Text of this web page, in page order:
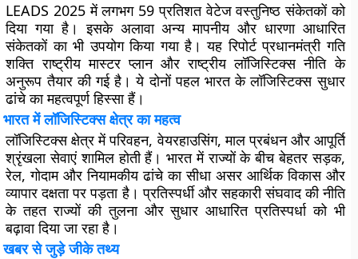
LEADS 2025 में लगभग 59 प्रतिशत वेटेज वस्तुनिष्ठ संकेतकों को
दिया गया है। इसके अलावा अन्य मापनीय और धारणा आधारित
संकेतकों का भी उपयोग किया गया है। यह रिपोर्ट प्रधानमंत्री गति
शक्ति राष्ट्रीय मास्टर प्लान और राष्ट्रीय लॉजिस्टिक्स नीति के
अनुरूप तैयार की गई है। ये दोनों पहल भारत के लॉजिस्टिक्स सुधार
ढांचे का महत्वपूर्ण हिस्सा हैं।
भारत में लॉजिस्टिक्स क्षेत्र का महत्व
लॉजिस्टिक्स क्षेत्र में परिवहन, वेयरहाउसिंग, माल प्रबंधन और आपूर्ति
श्रृंखला सेवाएं शामिल होती हैं। भारत में राज्यों के बीच बेहतर सड़क,
रेल, गोदाम और नियामकीय ढांचे का सीधा असर आर्थिक विकास और
व्यापार दक्षता पर पड़ता है। प्रतिस्पर्धी और सहकारी संघवाद की नीति
के तहत राज्यों की तुलना और सुधार आधारित प्रतिस्पर्धा को भी
बढ़ावा दिया जा रहा है।
खबर से जुड़े जीके तथ्य